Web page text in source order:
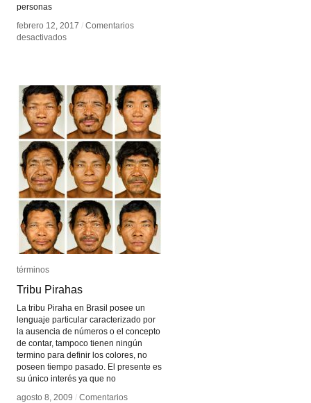
personas
febrero 12, 2017 / Comentarios
desactivadosen
febrero 12, 2017 / Comentarios
desactivadosen
términos
Tribu Pirahas
La tribu Piraha en Brasil posee un
lenguaje particular caracterizado por
la ausencia de números o el concepto
de contar, tampoco tienen ningún
termino para definir los colores, no
poseen tiempo pasado. El presente es
su único interés ya que no
agosto 8, 2009 / Comentarios
términos
Tribu Pirahas
agosto 8, 2009 / Comentarios